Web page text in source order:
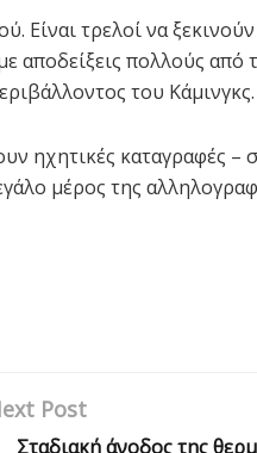
Είναι τρελοί να
αποδείξεις πολλούς από
του Κάμινγκς.
ηχητικές καταγραφές –
μέρος της
Post
Σταδιακή άνοδος της